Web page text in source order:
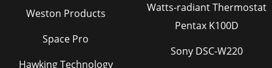
Weston Products
Space Pro
Hawking Technology
Watts-radiant Thermostat
Pentax K100D
Sony DSC-W220